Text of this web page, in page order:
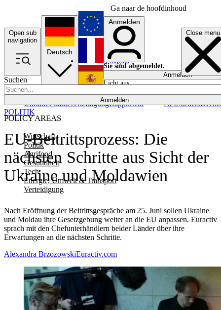
Ga naar de hoofdinhoud
Open sub
navigation
Close menu
Suchen
Anmelden
POLICY AREAS
Wirtschaft
Politik
Agrifood
Gesundheit
Tech
Energie, Umwelt & Transport
Verteidigung
UkrainePolitikVerteidigungRapporteur NewslettersEvents
Deutsch
English
Français
Anmelden
Sie sind abgemeldet.
Anmelden
Licht aus
EU-Beitrittsprozess: Die
nächsten Schritte aus Sicht der
Ukraine und Moldawien
Nach Eröffnung der Beitrittsgespräche am 25. Juni sollen Ukraine
und Moldau ihre Gesetzgebung weiter an die EU anpassen. Euractiv
sprach mit den Chefunterhändlern beider Länder über ihre
Erwartungen an die nächsten Schritte.
POLITIK
Alexandra BrzozowskiEuractiv.com